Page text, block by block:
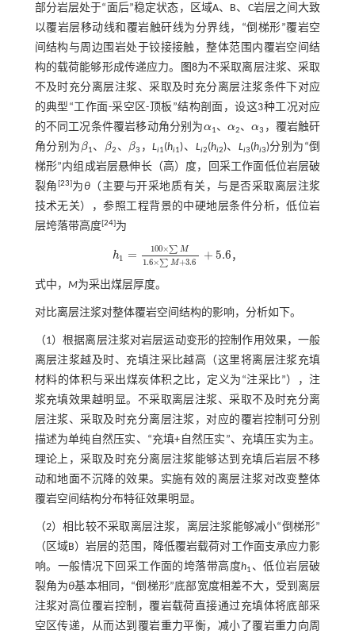
部分岩层处于“面后”稳定状态，区域A、B、C岩层之间大致
以覆岩层移动线和覆岩触矸线为分界线，“倒梯形”覆岩空
间结构与周边围岩处于铰接接触，整体范围内覆岩空间结
构的载荷能够形成传递应力。
图8为不采取离层注浆、采取
不及时充分离层注浆、采取及时充分离层注浆条件下对应
的典型“工作面-采空区-顶板”结构剖面，设这3种工况对应
的不同工况条件覆岩移动角分别为α
α 1、 α
α2、α
α3 ，覆岩触矸
角分别为 β
β 1、 β
β2 、 β
β3 ，Li1(hi1)、 Li2(hi2)、 Li3(hi3)分别为“倒
梯形”内组成岩层悬伸长（高）度，回采工作面低位岩层破
裂角 [23]为 θ（主要与开采地质有关，与是否采取离层注浆
技术无关），参照工程背景的中硬地层条件分析，低位岩
层垮落带高度[24]为
h1 = 100×∑ M
1.6×∑ M+3.6 + 5.6
h1 =100×∑M1.6×∑M +3.6+5.6，
式中， M为采出煤层厚度。
对比离层注浆对整体覆岩空间结构的影响，分析如下。
（1）根据离层注浆对岩层运动变形的控制作用效果，一般
离层注浆越及时、充填注采比越高（这里将离层注浆充填
材料的体积与采出煤炭体积之比，定义为“注采比”），注
浆充填效果越明显。不采取离层注浆、采取不及时充分离
层注浆、采取及时充分离层注浆，对应的覆岩控制可分别
描述为单纯自然压实、“充填+自然压实”、充填压实为主。
理论上，采取及时充分离层注浆能够达到充填后岩层不移
动和地面不沉降的效果。实施有效的离层注浆对改变整体
覆岩空间结构分布特征效果明显。
（2）相比较不采取离层注浆，离层注浆能够减小“倒梯形”
（区域B）岩层的范围，降低覆岩载荷对工作面支承应力影
响。一般情况下回采工作面的垮落带高度h1 、低位岩层破
裂角为θ基本相同，“倒梯形”底部宽度相差不大，受到离层
注浆对高位覆岩控制，覆岩载荷直接通过充填体将底部采
空区传递，从而达到覆岩重力平衡，减小了覆岩重力向周